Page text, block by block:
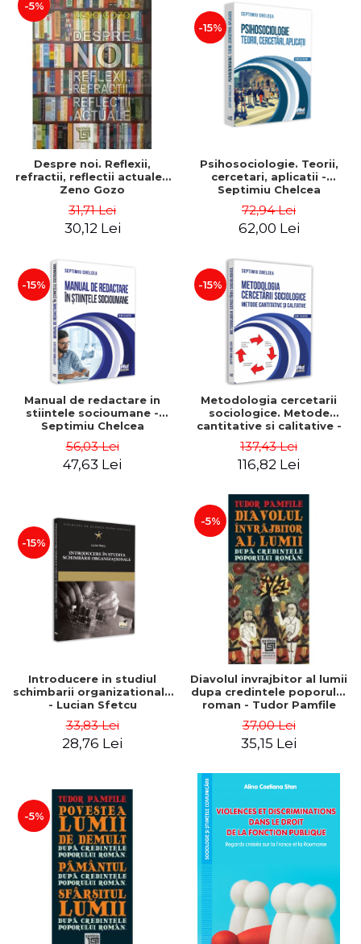
-5%
Despre noi. Reflexii,
refractii, reflectii actuale -
Zeno Gozo
31,71 Lei
30,12 Lei
-15%
Psihosociologie. Teorii,
cercetari, aplicatii -
Septimiu Chelcea
72,94 Lei
62,00 Lei
-15%
Manual de redactare in
stiintele socioumane -
Septimiu Chelcea
56,03 Lei
47,63 Lei
-15%
Metodologia cercetarii
sociologice. Metode
cantitative si calitative -
Septimiu Chelcea
137,43 Lei
116,82 Lei
-15%
Introducere in studiul
schimbarii organizationale
- Lucian Sfetcu
33,83 Lei
28,76 Lei
-5%
Diavolul invrajbitor al lumii
dupa credintele poporului
roman - Tudor Pamfile
37,00 Lei
35,15 Lei
-5%